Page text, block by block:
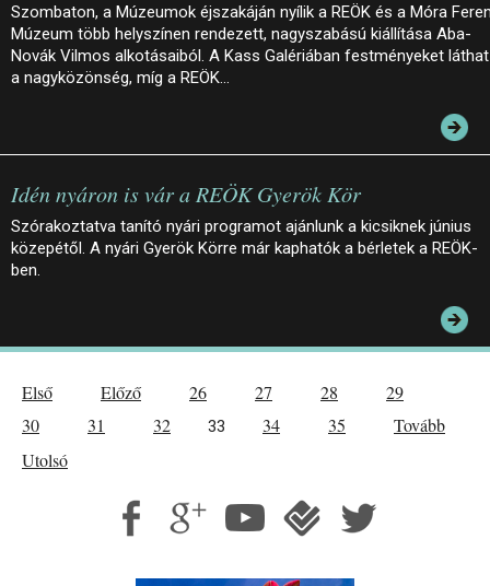
Szombaton, a Múzeumok éjszakáján nyílik a REÖK és a Móra
Múzeum több helyszínen rendezett, nagyszabású kiállítása Aba-
Novák Vilmos alkotásaiból. A Kass Galériában festményeket láthat
a nagyközönség, míg a REÖK…
Idén nyáron is vár a REÖK Gyerök Kör
Szórakoztatva tanító nyári programot ajánlunk a kicsiknek június
közepétől. A nyári Gyerök Körre már kaphatók a bérletek a REÖK-
ben.
Első Előző 26 27 28
29
30
31 32 33 34 35
Tovább
Utolsó